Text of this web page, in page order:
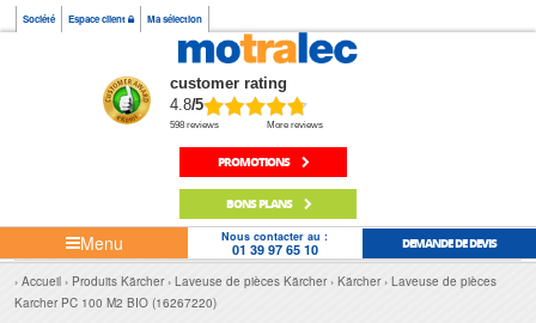
Société Espace client Ma sélection
customer rating
4.8/5
598 reviews More reviews
PROMOTIONS
BONS PLANS
Menu Nous contacter au :
01 39 97 65 10 DEMANDE DE DEVIS
Accueil Produits Kärcher Laveuse de pièces Kärcher Kärcher
Laveuse de pièces
Karcher PC 100 M2 BIO (16267220)